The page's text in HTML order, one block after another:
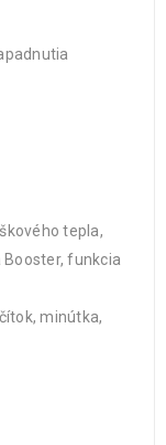
tepla,
funkcia
minútka,